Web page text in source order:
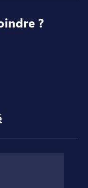
?
onglet
nouvel onglet
un nouvel
dans un